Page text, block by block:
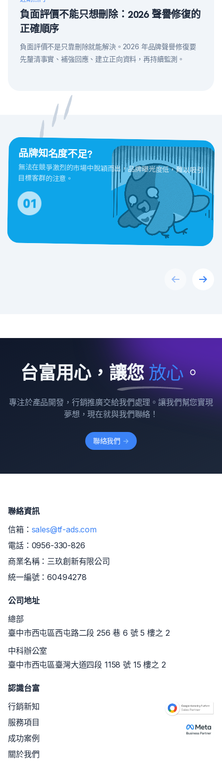
負面評價不能只想刪除：2026 聲譽修復的
正確順序
負面評價不是只靠刪除就能解決。2026 年品牌聲譽修復要
先釐清事實、補強回應、建立正向資料，再持續監測。
品牌知名度不足?
無法在競爭激烈的市場中脫穎而出，品牌曝光度低，難以吸引
目標客群的注意。
PreviousNext
台富用心，讓您放心。
專注於產品開發，行銷推廣交給我們處理。讓我們幫您實現
夢想，現在就與我們聯絡！
聯絡我們 ->
聯絡資訊
信箱： sales@tf-ads.com
電話： 0956-330-826
商業名稱：三玖創新有限公司
統一編號：60494278
公司地址
總部
臺中市西屯區西屯路二段 256 巷 6 號 5 樓之 2
中科辦公室
臺中市西屯區臺灣大道四段 1158 號 15 樓之 2
認識台富
行銷新知
服務項目
成功案例
關於我們